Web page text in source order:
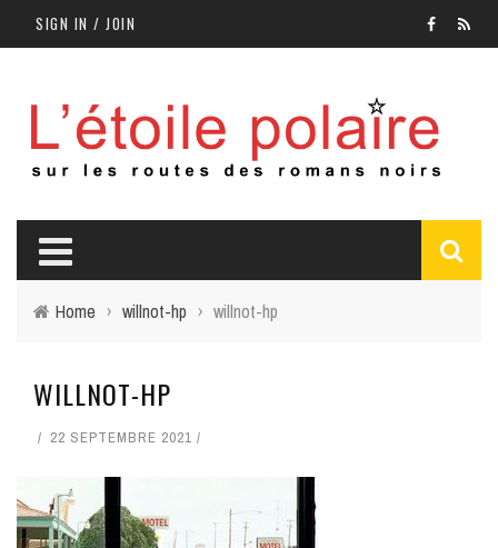
SIGN IN / JOIN
Home › willnot-hp › willnot-hp
WILLNOT-HP
22 SEPTEMBRE 2021